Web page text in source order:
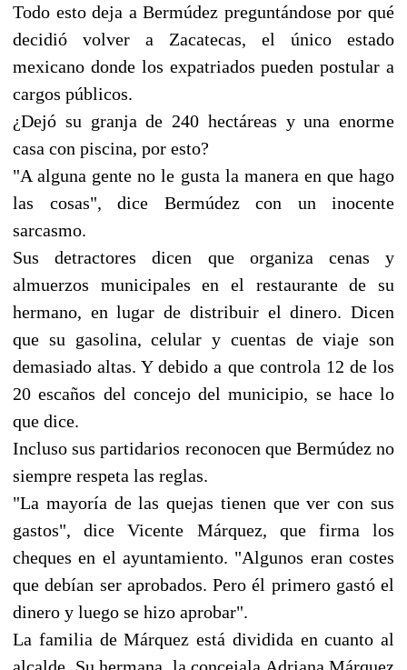
Todo esto deja a Bermúdez preguntándose por qué
decidió volver a Zacatecas, el único estado
mexicano donde los expatriados pueden postular a
cargos públicos.
¿Dejó su granja de 240 hectáreas y una enorme
casa con piscina, por esto?
"A alguna gente no le gusta la manera en que hago
las cosas", dice Bermúdez con un inocente
sarcasmo.
Sus detractores dicen que organiza cenas y
almuerzos municipales en el restaurante de su
hermano, en lugar de distribuir el dinero. Dicen
que su gasolina, celular y cuentas de viaje son
demasiado altas. Y debido a que controla 12 de los
20 escaños del concejo del municipio, se hace lo
que dice.
Incluso sus partidarios reconocen que Bermúdez no
siempre respeta las reglas.
"La mayoría de las quejas tienen que ver con sus
gastos", dice Vicente Márquez, que firma los
cheques en el ayuntamiento. "Algunos eran costes
que debían ser aprobados. Pero él primero gastó el
dinero y luego se hizo aprobar".
La familia de Márquez está dividida en cuanto al